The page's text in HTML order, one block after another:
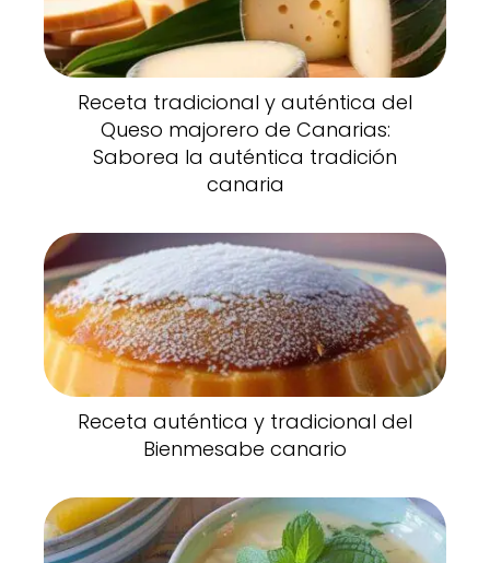
Receta tradicional y auténtica del
Queso majorero de Canarias:
Saborea la auténtica tradición
canaria
Receta auténtica y tradicional del
Bienmesabe canario